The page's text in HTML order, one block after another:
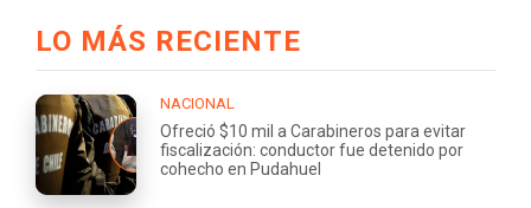
LO MÁS RECIENTE
NACIONAL
Ofreció $10 mil a Carabineros para evitar
fiscalización: conductor fue detenido por
cohecho en Pudahuel